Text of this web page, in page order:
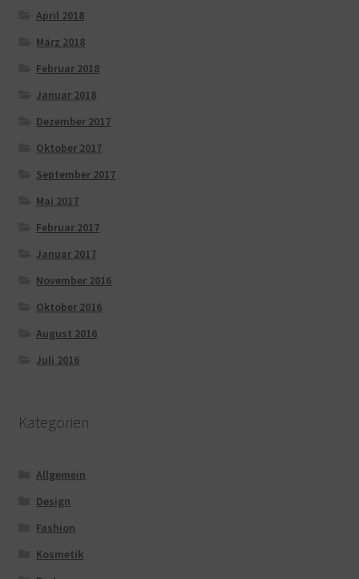
April 2018
März 2018
Februar 2018
Januar 2018
Dezember 2017
Oktober 2017
September 2017
Mai 2017
Februar 2017
Januar 2017
November 2016
Oktober 2016
August 2016
Juli 2016
Kategorien
Allgemein
Design
Fashion
Kosmetik